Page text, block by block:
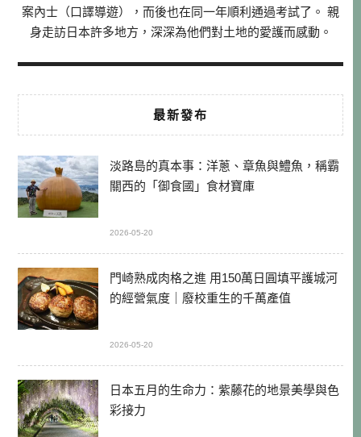
案內士（口譯導遊），而後也在同一年順利通過考試了。 親
身走訪日本許多地方，深深為他們對土地的愛護而感動。
最新發布
淡路島的真本事：洋蔥、章魚與鱧魚，稱霸
關西的「御食國」食材寶庫
2026-05-20
門崎熟成肉格之進 用150萬日圓填平護城河
的經營氣度｜廢校重生的千萬產值
2026-05-20
日本五月的生命力：紫藤花的地景美學與色
彩接力